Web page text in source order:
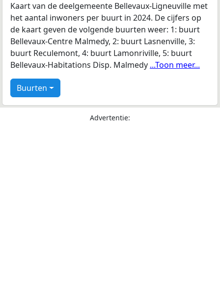
Kaart van de deelgemeente Bellevaux-Ligneuville met
het aantal inwoners per buurt in 2024. De cijfers op
de kaart geven de volgende buurten weer: 1: buurt
Bellevaux-Centre Malmedy, 2: buurt Lasnenville, 3:
buurt Reculemont, 4: buurt Lamonriville, 5: buurt
Bellevaux-Habitations Disp. Malmedy ...Toon meer...
Buurten
Advertentie: